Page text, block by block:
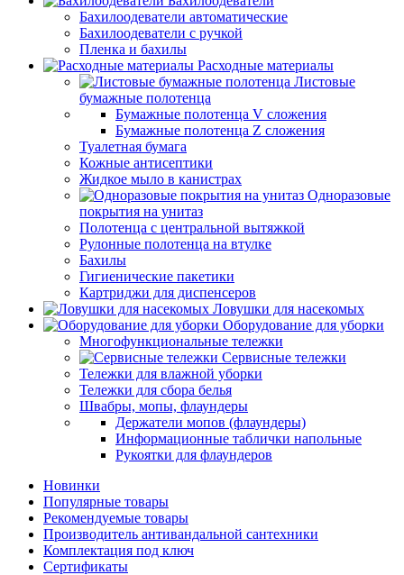
Бахилоодеватели автоматические
Бахилоодеватели с ручкой
Пленка и бахилы
Расходные материалы
Листовые
бумажные полотенца
Бумажные полотенца V сложения
Бумажные полотенца Z сложения
Туалетная бумага
Кожные антисептики
Жидкое мыло в канистрах
Одноразовые
покрытия на унитаз
Полотенца с центральной вытяжкой
Рулонные полотенца на втулке
Бахилы
Гигиенические пакетики
Картриджи для диспенсеров
Ловушки для насекомых
Оборудование для уборки
Многофункциональные тележки
Сервисные тележки
Тележки для влажной уборки
Тележки для сбора белья
Швабры, мопы, флаундеры
Держатели мопов (флаундеры)
Информационные таблички напольные
Рукоятки для флаундеров
Новинки
Популярные товары
Рекомендуемые товары
Производитель антивандальной сантехники
Комплектация под ключ
Сертификаты